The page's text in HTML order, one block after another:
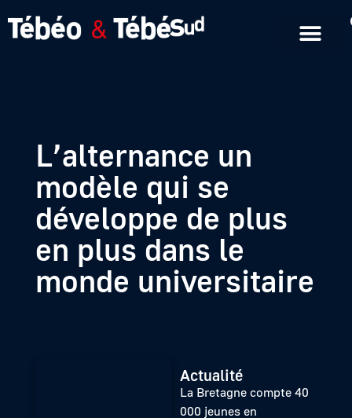
L’alternance un
modèle qui se
développe de plus
en plus dans le
monde universitaire
Actualité
La Bretagne compte 40
000 jeunes en